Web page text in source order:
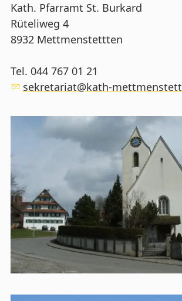
Kath. Pfarramt St. Burkard
Rüteliweg 4
8932 Mettmenstettten
Tel. 044 767 01 21
s kr t r t k th-m ttm nst tt